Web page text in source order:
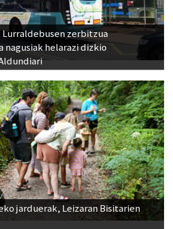
zerbitzua
nagusiak helarazi dizkio
jarduerak, Leizaran Bisitarien